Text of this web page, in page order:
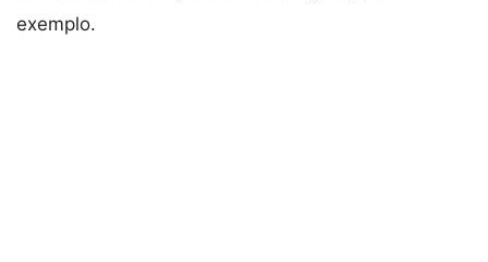
exemplo.